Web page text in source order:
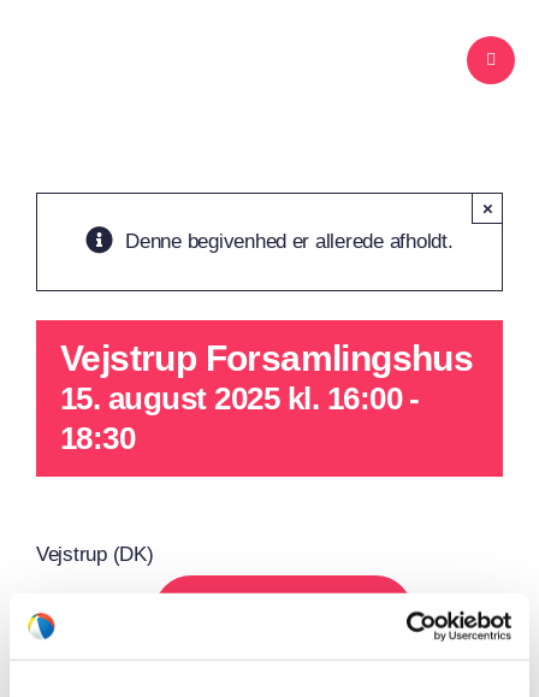
Denne begivenhed er allerede afholdt.
×
Vejstrup Forsamlingshus
15. august 2025 kl. 16:00-
18:30
Vejstrup (DK)